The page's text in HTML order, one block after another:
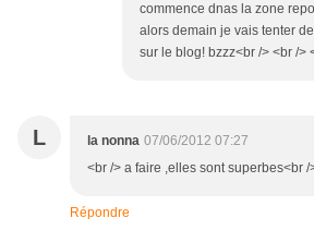
commence dnas la zone
alors demain je vais tenter
sur le blog! bzzz<br /> <br />
L la nonna 07/06/2012 07:27
<br /> a faire ,elles sont superbes<br /
Répondre